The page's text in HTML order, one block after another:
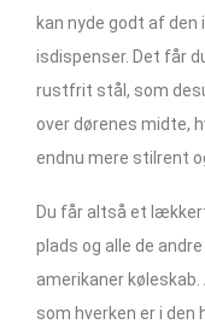
kan nyde godt af den
isdispenser. Det får
rustfrit stål, som
over dørenes midte,
endnu mere stilrent
Du får altså et
plads og alle de
amerikaner
som hverken er i den